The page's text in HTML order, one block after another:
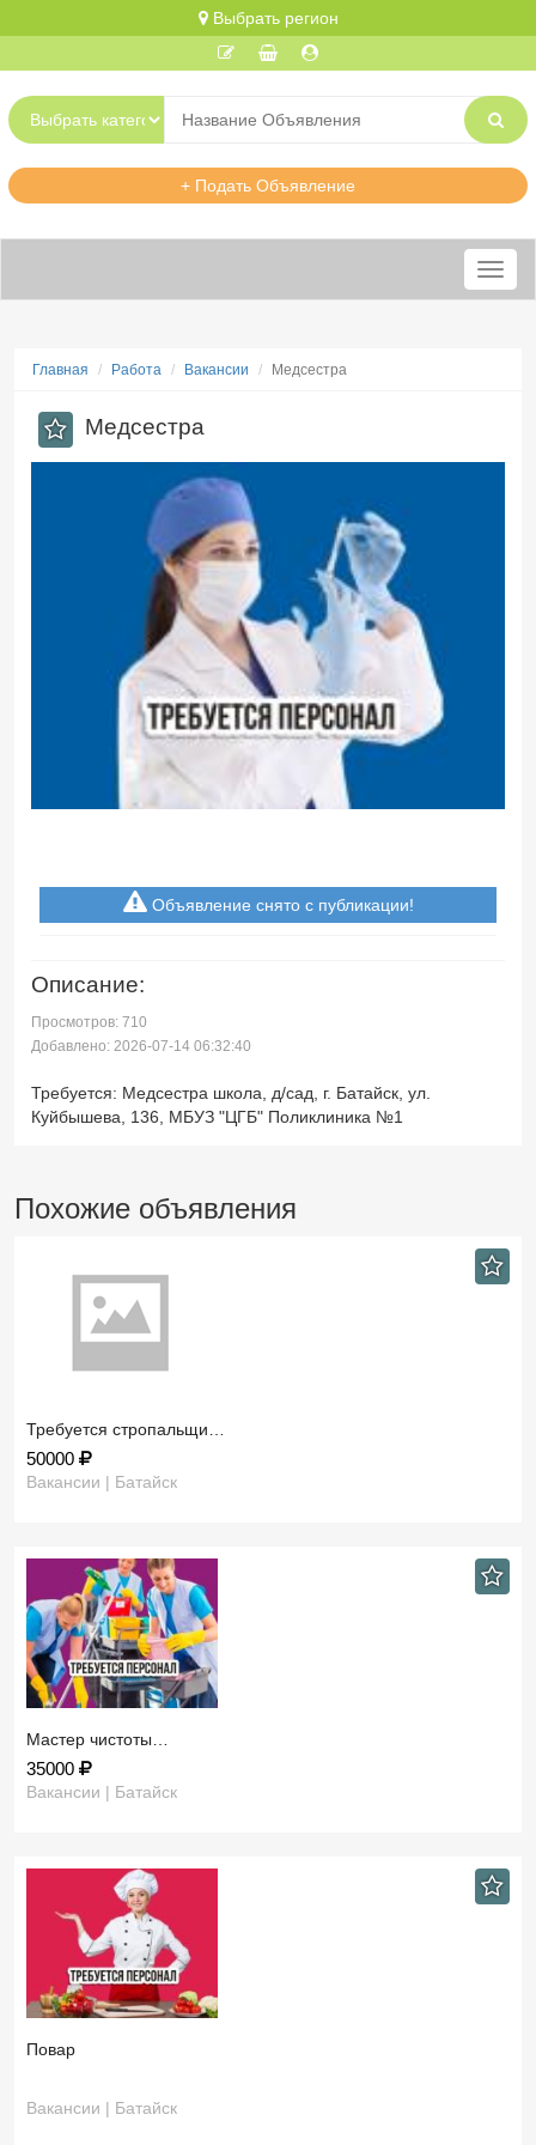
Выбрать регион
+ Подать Объявление
Меню
Главная Работа Вакансии Медсестра
Медсестра
Объявление снято с публикации!
Описание:
Просмотров: 710
Добавлено: 2026-07-14 06:32:40
Требуется: Медсестра школа, д/сад, г. Батайск, ул.
Куйбышева, 136, МБУЗ "ЦГБ" Поликлиника №1
Похожие объявления
Требуется стропальщи…
50000
Вакансии | Батайск
Мастер чистоты…
35000
Вакансии | Батайск
Повар
Вакансии | Батайск